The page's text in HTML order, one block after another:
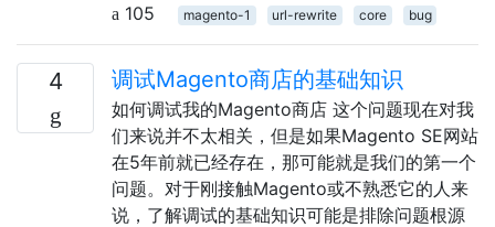
105
magento-1 url-rewrite core bug
4 调试Magento商店的基础知识
如何调试我的Magento商店 这个问题现在对我
们来说并不太相关，但是如果Magento SE网站
在5年前就已经存在，那可能就是我们的第一个
问题。对于刚接触Magento或不熟悉它的人来
说，了解调试的基础知识可能是排除问题根源